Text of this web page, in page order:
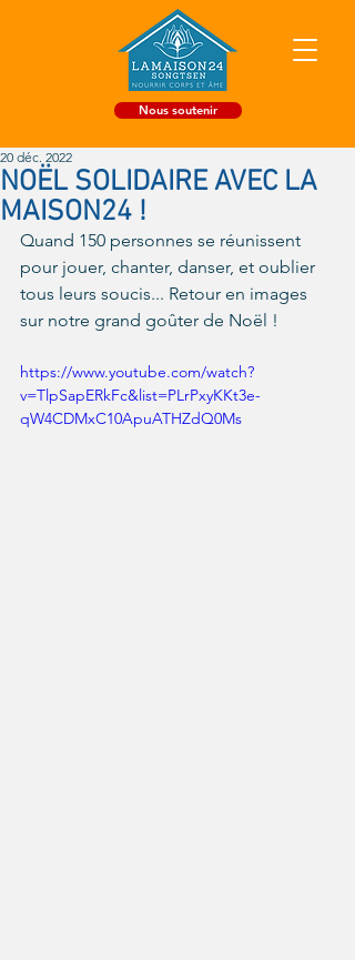
Nous soutenir
NOËL SOLIDAIRE AVEC LA
MAISON24 !
20 déc. 2022
Quand 150 personnes se réunissent
pour jouer, chanter, danser, et oublier
tous leurs soucis... Retour en images
sur notre grand goûter de Noël !
https://www.youtube.com/watch?
v=TlpSapERkFc&list=PLrPxyKKt3e-
qW4CDMxC10ApuATHZdQ0Ms